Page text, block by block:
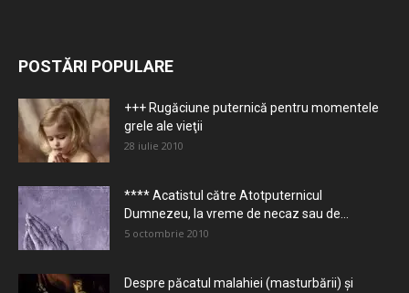
POSTĂRI POPULARE
+++ Rugăciune puternică pentru momentele
grele ale vieţii
28 iulie 2010
**** Acatistul către Atotputernicul
Dumnezeu, la vreme de necaz sau de...
5 octombrie 2010
Despre păcatul malahiei (masturbării) şi